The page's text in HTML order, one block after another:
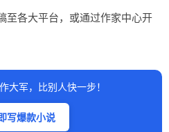
至各大平台，或通过作家中心开
大军，比别人快一步！
写爆款小说